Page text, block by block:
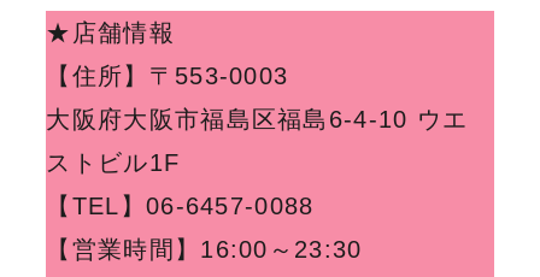
★店舗情報
【住所】 〒553-0003
大阪府大阪市福島区福島6-4-10 ウエ
ストビル1F
【TEL】06-6457-0088
【営業時間】16:00～23:30